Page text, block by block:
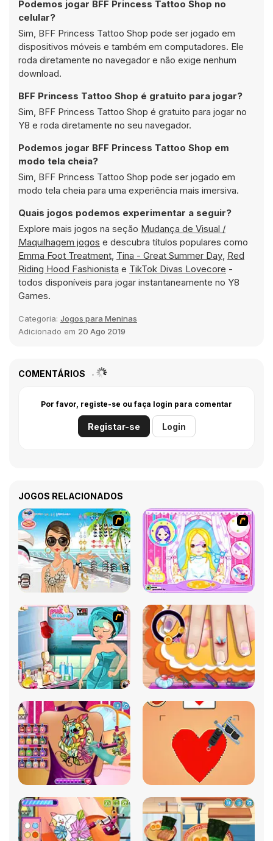
Podemos jogar BFF Princess Tattoo Shop no
celular?
Sim, BFF Princess Tattoo Shop pode ser jogado em
dispositivos móveis e também em computadores. Ele
roda diretamente no navegador e não exige nenhum
download.
BFF Princess Tattoo Shop é gratuito para jogar?
Sim, BFF Princess Tattoo Shop é gratuito para jogar no
Y8 e roda diretamente no seu navegador.
Podemos jogar BFF Princess Tattoo Shop em
modo tela cheia?
Sim, BFF Princess Tattoo Shop pode ser jogado em
modo tela cheia para uma experiência mais imersiva.
Quais jogos podemos experimentar a seguir?
Explore mais jogos na seção Mudança de Visual /
Maquilhagem jogos e descubra títulos populares como
Emma Foot Treatment, Tina - Great Summer Day, Red
Riding Hood Fashionista e TikTok Divas Lovecore -
todos disponíveis para jogar instantaneamente no Y8
Games.
Categoria: Jogos para Meninas
Adicionado em 20 Ago 2019
COMENTÁRIOS
Por favor, registe-se ou faça login para comentar
Registar-se Login
JOGOS RELACIONADOS